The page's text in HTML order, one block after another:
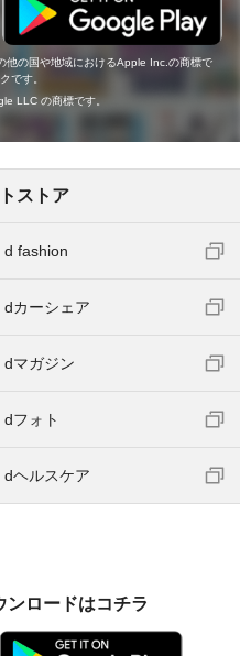
の国や地域におけるApple Inc.の商標で
です。
LLC の商標です。
ストア
d fashion
dカーシェア
dマガジン
dフォト
dヘルスケア
ロードはコチラ